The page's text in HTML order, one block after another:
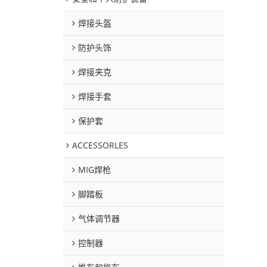
焊接头盔
防护头饰
焊接夹克
焊接手套
保护套
ACCESSORLES
MIG焊枪
脚踏板
气体调节器
控制器